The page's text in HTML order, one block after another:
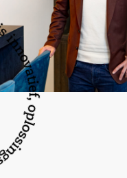
en dubbele
de tweede